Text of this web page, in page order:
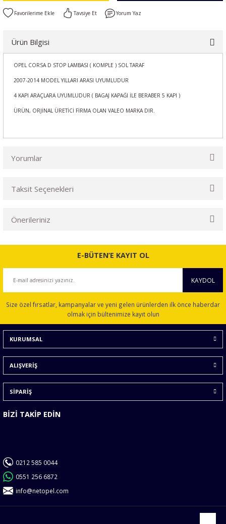
Tavsiye Et Yorum Yaz
Ürün Bilgisi
OPEL CORSA D STOP LAMBASI ( KOMPLE ) SOL TARAF
2007-2014 MODEL YILLARI ARASI UYUMLUDUR
4 KAPI ARAÇLARA UYUMLUDUR ( BAGAJ KAPAĞI İLE BERABER 5 KAPI )
ÜRÜN, ORJİNAL ÜRETİCİ FİRMA OLAN VALEO MARKA DIR.
Yorumlar
Taksit Seçenekleri
Önerileriniz
Bu ürünün fiyat bilgisi, resim, ürün açıklamalarında ve diğer
konularda yetersiz gördüğünüz noktaları öneri formunu
Ürün açıklamasında eksik bilgiler bulunuyor.
Ürün bilgilerinde hatalar bulunuyor.
Ürün fiyatı diğer sitelerden daha pahalı.
Bu ürüne benzer farklı alternatifler olmalı.
E-BÜTEN’E KAYIT OL
KAYDOL
Size özel fırsatlar, kampanyalar ve yeni gelen ürünlerden ilk önce haberdar
olmak için bültenimize kayıt olun
KURUMSAL
ALIŞVERİŞ
SİPARİŞ
BİZİ TAKİP EDİN
0212 585 0044
0551 256 6872
info@netopel.com